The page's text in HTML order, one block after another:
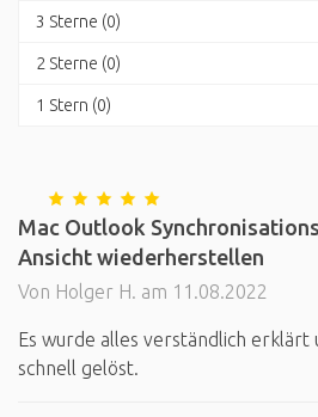
3 Sterne (0)
2 Sterne (0)
1 Stern (0)
Mac Outlook
Ansicht wiederherstellen
Von Holger H. am 11.08.2022
Es wurde alles verständlich erklärt
schnell gelöst.